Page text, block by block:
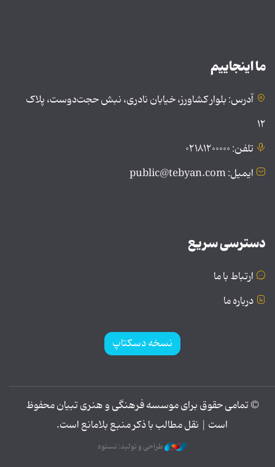
ما اینجاییم
آدرس: بلوار کشاورز، خیابان نادری، نبش حجت‌دوست، پلاک
۱۲
تلفن: ۰۲۱۸۱۲۰۰۰۰۰
ایمیل: public@tebyan.com
دسترسی سریع
ارتباط با ما
درباره ما
نسخه دسکتاپ
© تمامی حقوق برای موسسه فرهنگی و هنری تبیان محفوظ
است | نقل مطالب با ذکر منبع بلامانع است.
طراحی و تولید: نستوه